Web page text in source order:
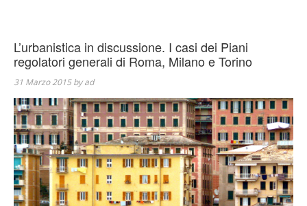
L’urbanistica in discussione. I casi dei Piani
regolatori generali di Roma, Milano e Torino
31 Marzo 2015 byad